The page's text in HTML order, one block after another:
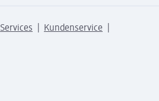
Services
Kundenservice